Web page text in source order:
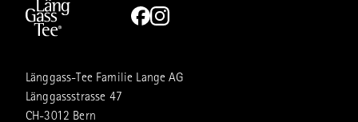
Länggass-Tee Familie Lange AG
Länggassstrasse 47
CH-3012 Bern